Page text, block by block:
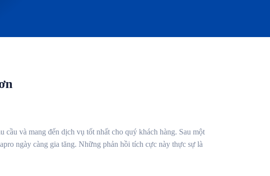
và mang đến dịch vụ tốt nhất cho quý khách hàng. Sau một
ngày càng gia tăng. Những phản hồi tích cực này thực sự là